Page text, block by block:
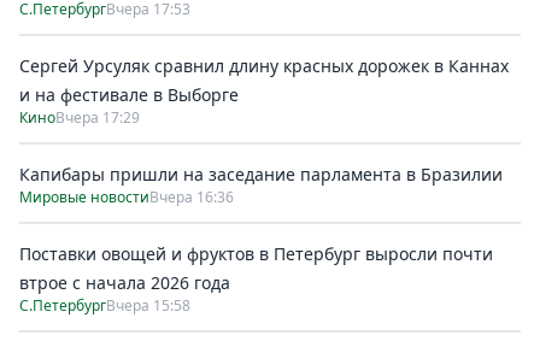
С.ПетербургВчера 17:53
Сергей Урсуляк сравнил длину красных дорожек в Каннах
и на фестивале в Выборге
КиноВчера 17:29
Капибары пришли на заседание парламента в Бразилии
Мировые новостиВчера 16:36
Поставки овощей и фруктов в Петербург выросли почти
втрое с начала 2026 года
С.ПетербургВчера 15:58